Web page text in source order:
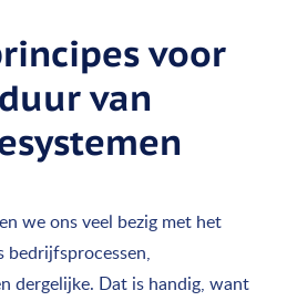
voor
van
we ons veel bezig met het
bedrijfsprocessen,
dergelijke. Dat is handig, want